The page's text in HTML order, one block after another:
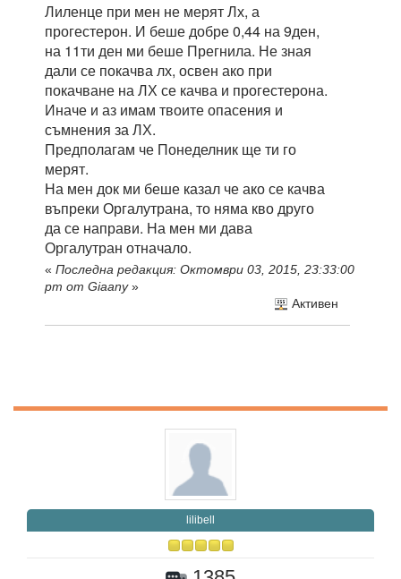
Лиленце при мен не мерят Лх, а
прогестерон. И беше добре 0,44 на 9ден,
на 11ти ден ми беше Прегнила. Не зная
дали се покачва лх, освен ако при
покачване на ЛХ се качва и прогестерона.
Иначе и аз имам твоите опасения и
съмнения за ЛХ.
Предполагам че Понеделник ще ти го
мерят.
На мен док ми беше казал че ако се качва
въпреки Оргалутрана, то няма кво друго
да се направи. На мен ми дава
Оргалутран отначало.
« Последна редакция: Октомври 03, 2015, 23:33:00
pm от Giaany»
Активен
lilibell